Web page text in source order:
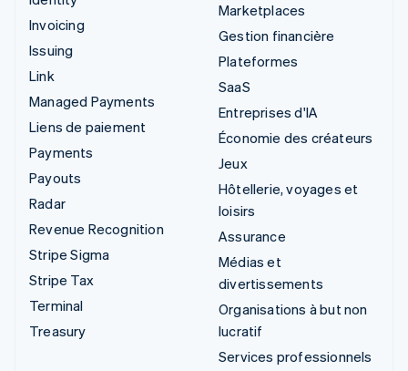
Invoicing
Issuing
Link
Managed Payments
Liens de paiement
Payments
Payouts
Radar
Revenue Recognition
Stripe Sigma
Stripe Tax
Terminal
Treasury
Marketplaces
Gestion financière
Plateformes
SaaS
Entreprises d'IA
Économie des créateurs
Jeux
Hôtellerie, voyages et
loisirs
Assurance
Médias et
divertissements
Organisations à but non
lucratif
Services professionnels